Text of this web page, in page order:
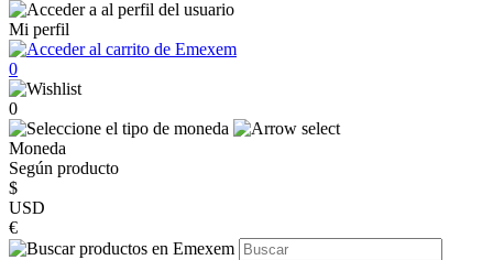
Mi perfil
0
0
Moneda
Según producto
$
USD
€